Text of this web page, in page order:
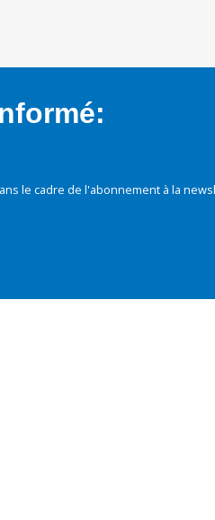
le cadre de l'abonnement à la